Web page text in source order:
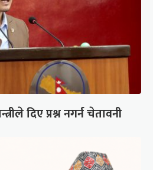
दिए प्रश्न नगर्न चेतावनी